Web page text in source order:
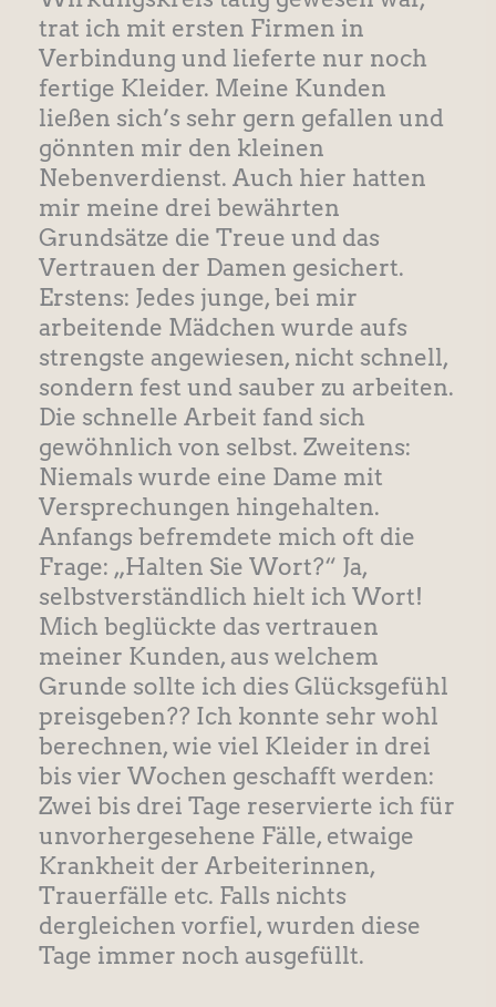
trat ich mit ersten Firmen in
Verbindung und lieferte nur noch
fertige Kleider. Meine Kunden
ließen sich’s sehr gern gefallen und
gönnten mir den kleinen
Nebenverdienst. Auch hier hatten
mir meine drei bewährten
Grundsätze die Treue und das
Vertrauen der Damen gesichert.
Erstens: Jedes junge, bei mir
arbeitende Mädchen wurde aufs
strengste angewiesen, nicht schnell,
sondern fest und sauber zu arbeiten.
Die schnelle Arbeit fand sich
gewöhnlich von selbst. Zweitens:
Niemals wurde eine Dame mit
Versprechungen hingehalten.
Anfangs befremdete mich oft die
Frage: „Halten Sie Wort?“ Ja,
selbstverständlich hielt ich Wort!
Mich beglückte das vertrauen
meiner Kunden, aus welchem
Grunde sollte ich dies Glücksgefühl
preisgeben?? Ich konnte sehr wohl
berechnen, wie viel Kleider in drei
bis vier Wochen geschafft werden:
Zwei bis drei Tage reservierte ich für
unvorhergesehene Fälle, etwaige
Krankheit der Arbeiterinnen,
Trauerfälle etc. Falls nichts
dergleichen vorfiel, wurden diese
Tage immer noch ausgefüllt.